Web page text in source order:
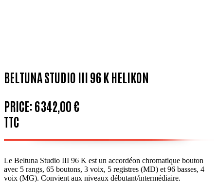
BELTUNA STUDIO III 96 K HELIKON
PRICE:6 342,00 €
TTC
Le Beltuna Studio III 96 K est un accordéon chromatique bouton
avec 5 rangs, 65 boutons, 3 voix, 5 registres (MD) et 96 basses, 4
voix (MG). Convient aux niveaux débutant/intermédiaire.